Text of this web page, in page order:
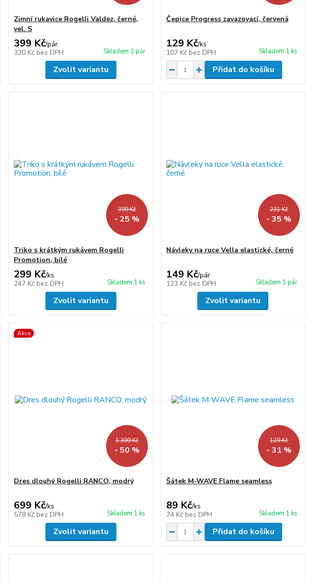
Zimní rukavice Rogelli Valdez, černé,
vel. S
399 Kč/pár
330 Kč bez DPH Skladem 1 pár
Zvolit variantu
Čepice Progress zavazovací, červená
129 Kč/ks
107 Kč bez DPH Skladem 1 ks
Přidat do košíku
399 Kč
- 25 %
Triko s krátkým rukávem Rogelli
Promotion, bílé
299 Kč/ks
247 Kč bez DPH Skladem 1 ks
Zvolit variantu
231 Kč
- 35 %
Návleky na ruce Vella elastické, černé
149 Kč/pár
123 Kč bez DPH Skladem 1 pár
Zvolit variantu
Akce
1 399 Kč
- 50 %
Dres dlouhý Rogelli RANCO, modrý
699 Kč/ks
578 Kč bez DPH Skladem 1 ks
Zvolit variantu
129 Kč
- 31 %
Šátek M-WAVE Flame seamless
89 Kč/ks
74 Kč bez DPH Skladem 1 ks
Přidat do košíku